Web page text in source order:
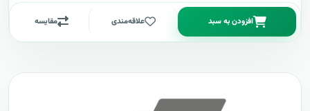
افزودن به سبد علاقه‌مندی مقایسه